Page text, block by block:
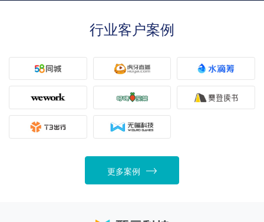
行业客户案例
更多案例